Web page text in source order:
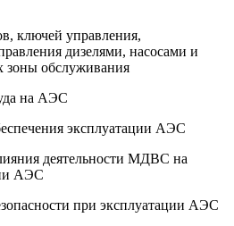
ключей управления,
дизелями, насосами и
зоны обслуживания
на АЭС
эксплуатации АЭС
деятельности МДВС на
АЭС
при эксплуатации АЭС